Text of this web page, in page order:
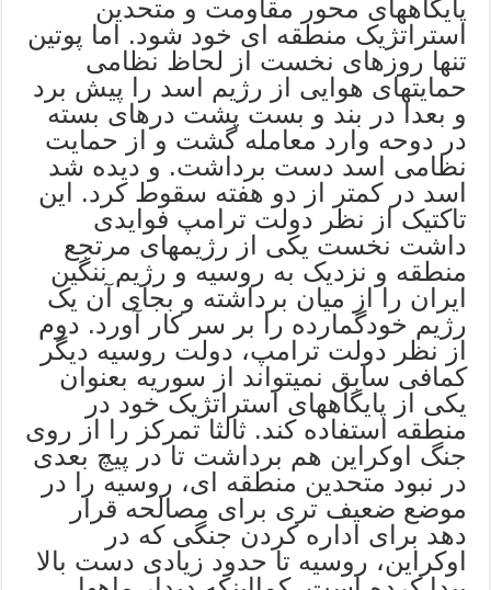
پایگاههای محور مقاومت و متحدین
استراتژیک منطقه ای خود شود. اما پوتین
تنها روزهای نخست از لحاظ نظامی
حمایتهای هوایی از رژیم اسد را پیش برد
و بعدا در بند و بست پشت درهای بسته
در دوحه وارد معامله گشت و از حمایت
نظامی اسد دست برداشت. و دیده شد
اسد در کمتر از دو هفته سقوط کرد. این
تاکتیک از نظر دولت ترامپ فوایدی
داشت نخست یکی از رژیمهای مرتجع
منطقه و نزدیک به روسیه و رژیم ننگین
ایران را از میان برداشته و بجای آن یک
رژیم خودگمارده را بر سر کار آورد. دوم
از نظر دولت ترامپ، دولت روسیه دیگر
کمافی سابق نمیتواند از سوریه بعنوان
یکی از پایگاههای استراتژیک خود در
منطقه استفاده کند. ثالثا تمرکز را از روی
جنگ اوکراین هم برداشت تا در پیچ بعدی
در نبود متحدین منطقه ای، روسیه را در
موضع ضعیف تری برای مصالحه قرار
دهد برای اداره کردن جنگی که در
اوکراین، روسیه تا حدود زیادی دست بالا